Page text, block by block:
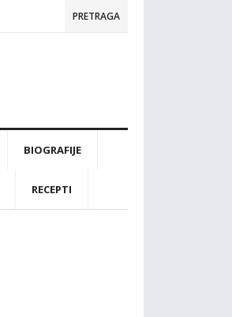
PRETRAGA
BIOGRAFIJE
RECEPTI